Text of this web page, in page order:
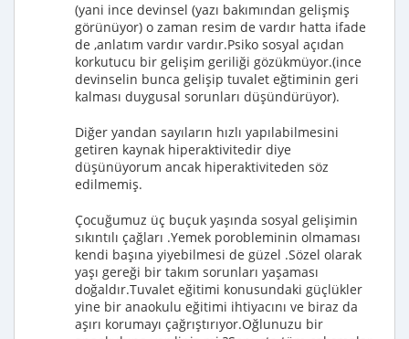
(yani ince devinsel (yazı bakımından gelişmiş
görünüyor) o zaman resim de vardır hatta ifade
de ,anlatım vardır vardır.Psiko sosyal açıdan
korkutucu bir gelişim geriliği gözükmüyor.(ince
devinselin bunca gelişip tuvalet eğtiminin geri
kalması duygusal sorunları düşündürüyor).
Diğer yandan sayıların hızlı yapılabilmesini
getiren kaynak hiperaktivitedir diye
düşünüyorum ancak hiperaktiviteden söz
edilmemiş.
Çocuğumuz üç buçuk yaşında sosyal gelişimin
sıkıntılı çağları .Yemek porobleminin olmaması
kendi başına yiyebilmesi de güzel .Sözel olarak
yaşı gereği bir takım sorunları yaşaması
doğaldır.Tuvalet eğitimi konusundaki güçlükler
yine bir anaokulu eğitimi ihtiyacını ve biraz da
aşırı korumayı çağrıştırıyor.Oğlunuzu bir